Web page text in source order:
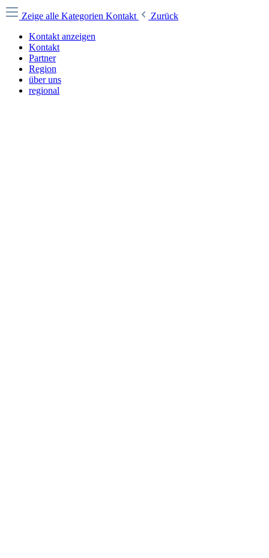
Zeige alle Kategorien Kontakt
Zurück
Kontakt anzeigen
Kontakt
Partner
Region
über uns
regional